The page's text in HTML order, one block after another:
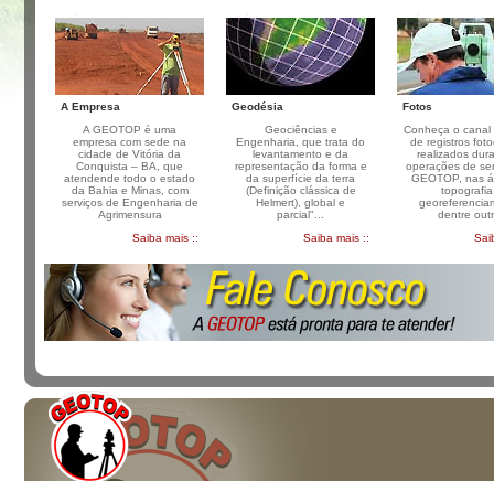
A Empresa
A GEOTOP é uma
empresa com sede na
cidade de Vitória da
Conquista – BA, que
atendende todo o estado
da Bahia e Minas, com
serviços de Engenharia de
Agrimensura
Saiba mais ::
Geodésia
Geociências e
Engenharia, que trata do
levantamento e da
representação da forma e
da superfície da terra
(Definição clássica de
Helmert), global e
parcial"...
Saiba mais ::
Fotos
Conheça o canal
de registros
realizados
operações de
GEOTOP, nas
dentre